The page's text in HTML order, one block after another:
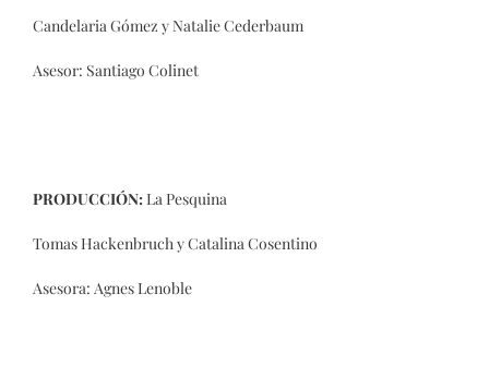
Candelaria Gómez y Natalie Cederbaum
Asesor: Santiago Colinet
PRODUCCIÓN:La Pesquina
Tomas Hackenbruch y Catalina Cosentino
Asesora: Agnes Lenoble